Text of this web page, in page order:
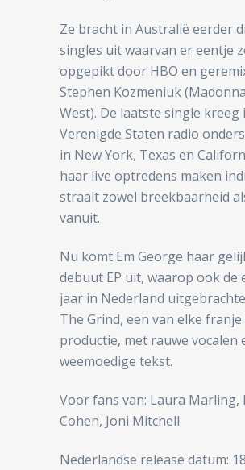
Ze bracht in Australië eerder
singles uit waarvan er eentje
opgepikt door HBO en
Stephen Kozmeniuk
West). De laatste single kreeg
Verenigde Staten radio
in New York, Texas en
haar live optredens maken
straalt zowel breekbaarheid
vanuit.
Nu komt Em George haar
debuut EP uit, waarop ook de
jaar in Nederland
The Grind, een van elke
productie, met rauwe vocalen
weemoedige tekst.
Voor fans van: Laura Marling,
Cohen, Joni Mitchell
Nederlandse release datum: